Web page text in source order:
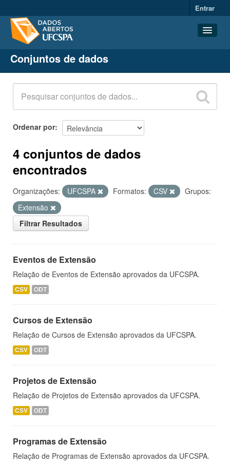
Entrar
Conjuntos de dados
Organizações
Grupos
Sobre
Conjuntos de dados
Ordenar por
4 conjuntos de dados
encontrados
Organizações: UFCSPA Formatos: CSV
Grupos:
Extensão
Filtrar Resultados
Eventos de Extensão
Relação de Eventos de Extensão aprovados da UFCSPA.
CSV ODT
Cursos de Extensão
Relação de Cursos de Extensão aprovados da UFCSPA.
CSV ODT
Projetos de Extensão
Relação de Projetos de Extensão aprovados da UFCSPA.
CSV ODT
Programas de Extensão
Relação de Programas de Extensão aprovados da UFCSPA.